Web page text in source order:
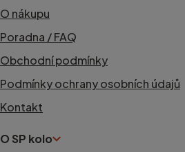
O nákupu
Poradna / FAQ
Obchodní podmínky
Podmínky ochrany osobních údajů
Kontakt
O SP kolo